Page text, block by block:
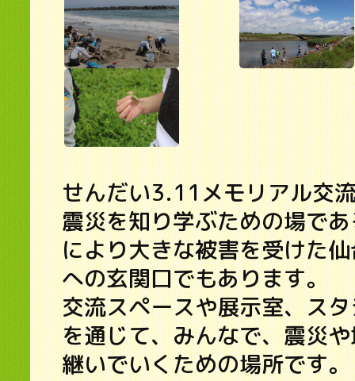
せんだい3.11メモリアル交
震災を知り学ぶための場で
により大きな被害を受けた
への玄関口でもあります。
交流スペースや展示室、ス
を通じて、みんなで、震災
継いでいくための場所です。